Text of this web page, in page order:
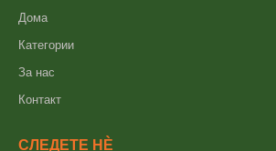
Дома
Категории
За нас
Контакт
СЛЕДЕТЕ НÈ